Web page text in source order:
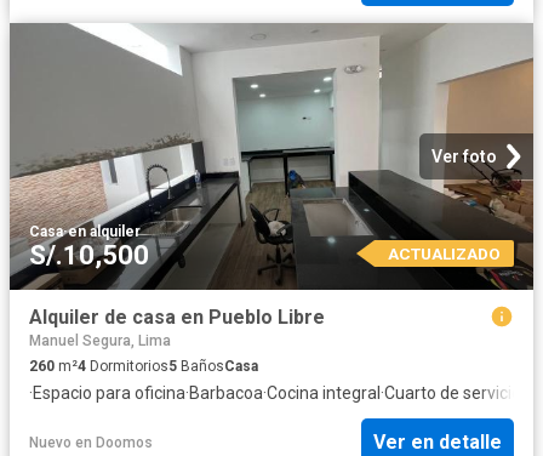
Ver foto
Casa·en alquiler
S/.10,500 ACTUALIZADO
Alquiler de casa en Pueblo Libre
Manuel Segura, Lima
260 m²4 Dormitorios5 BañosCasa
·Espacio para oficina·Barbacoa·Cocina integral ·Cuarto de servicio
Nuevo en Doomos Ver en detalle